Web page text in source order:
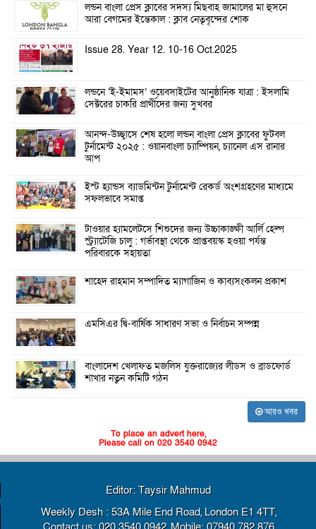
লন্ডন বাংলা প্রেস ক্লাবের সদস্য মিছবাহ জামালের মা হুসনে
আরা বেগমের ইন্তেকাল : ক্লাব নেতৃবৃন্দের শোক
Issue 28. Year 12. 10-16 Oct.2025
লন্ডনে ‘ই-ইমামস’ ওয়েবসাইটের আনুষ্ঠানিক যাত্রা : ইসলামি
সেক্টরের চাকরি প্রার্থীদের জন্য সুখবর
আনন্দ-উচ্ছ্বাসে শেষ হলো লন্ডন বাংলা প্রেস ক্লাবের ফুটবল
টুর্নামেন্ট ২০২৫ : ওয়ানবাংলা চ্যাম্পিয়ন, চ্যানেল এস রানার
আপ
ইস্ট হ্যান্ডস ব্যাডমিন্টন টুর্নামেন্ট রেকর্ড অংশগ্রহণের মাধ্যমে
সফলভাবে সমাপ্ত
টাওয়ার হ্যামলেটসে শিশুদের জন্য উচ্চাকাঙ্ক্ষী আর্লি হেল্প
স্ট্র্যাটেজি চালু : গর্ভাবস্থা থেকে প্রাপ্তবয়স্ক হওয়া পর্যন্ত
পরিবারকে সহায়তা
শাহেদ রাহমান সম্পাদিত ম্যাগাজিন ও কাব্যসংকলন প্রকাশ
এমসিএর দ্বি-বার্ষিক সাধারণ সভা ও নির্বাচন সম্পন্ন
বাংলাদেশ খেলাফত মজলিস যুক্তরাজ্যের লীডস ও ব্রাডফোর্ড
শাখার নতুন কমিটি গঠন
আরও খবর
To place an advert here,
Please call on 020 3540 0942
Editor: Taysir Mahmud
Weekly Desh : 53A Mile End Road, London E1 4TT,